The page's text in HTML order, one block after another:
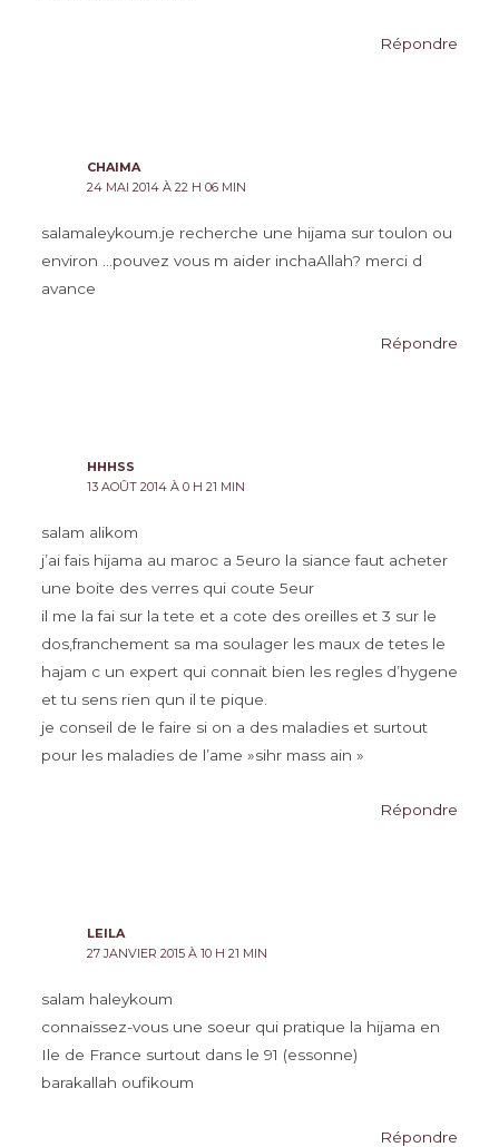
Répondre
CHAIMA
24 MAI 2014 À 22 H 06 MIN
salamaleykoum.je recherche une hijama sur toulon ou
environ …pouvez vous m aider inchaAllah? merci d
avance
Répondre
HHHSS
13 AOÛT 2014 À 0 H 21 MIN
salam alikom
j’ai fais hijama au maroc a 5euro la siance faut acheter
une boite des verres qui coute 5eur
il me la fai sur la tete et a cote des oreilles et 3 sur le
dos,franchement sa ma soulager les maux de tetes le
hajam c un expert qui connait bien les regles d’hygene
et tu sens rien qun il te pique.
je conseil de le faire si on a des maladies et surtout
pour les maladies de l’ame »sihr mass ain »
Répondre
LEILA
27 JANVIER 2015 À 10 H 21 MIN
salam haleykoum
connaissez-vous une soeur qui pratique la hijama en
Ile de France surtout dans le 91 (essonne)
barakallah oufikoum
Répondre